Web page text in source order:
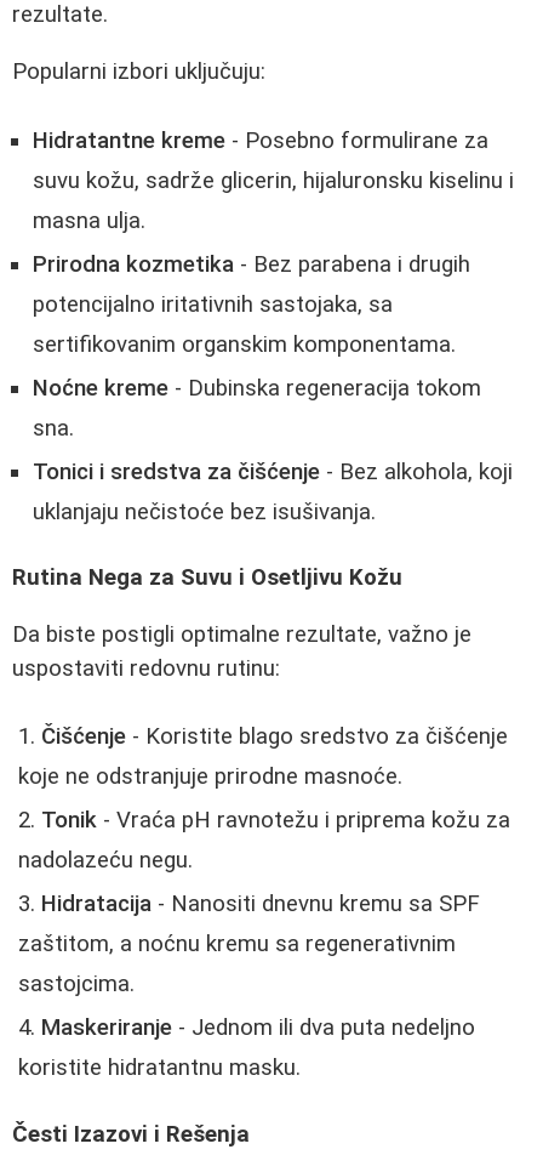
rezultate.
Popularni izbori uključuju:
Hidratantne kreme - Posebno formulirane za
suvu kožu, sadrže glicerin, hijaluronsku kiselinu i
masna ulja.
Prirodna kozmetika - Bez parabena i drugih
potencijalno iritativnih sastojaka, sa
sertifikovanim organskim komponentama.
Noćne kreme - Dubinska regeneracija tokom
sna.
Tonici i sredstva za čišćenje - Bez alkohola, koji
uklanjaju nečistoće bez isušivanja.
Rutina Nega za Suvu i Osetljivu Kožu
Da biste postigli optimalne rezultate, važno je
uspostaviti redovnu rutinu:
Čišćenje - Koristite blago sredstvo za čišćenje
koje ne odstranjuje prirodne masnoće.
Tonik - Vraća pH ravnotežu i priprema kožu za
nadolazeću negu.
Hidratacija - Nanositi dnevnu kremu sa SPF
zaštitom, a noćnu kremu sa regenerativnim
sastojcima.
Maskeriranje - Jednom ili dva puta nedeljno
koristite hidratantnu masku.
Česti Izazovi i Rešenja